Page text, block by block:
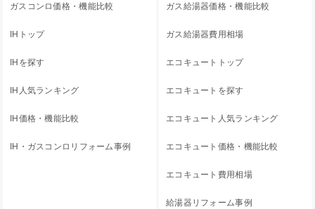
ガスコンロ価格・機能比較
IHトップ
IHを探す
IH人気ランキング
IH価格・機能比較
IH・ガスコンロリフォーム事例
ガス給湯器価格・機能比較
ガス給湯器費用相場
エコキュートトップ
エコキュートを探す
エコキュート人気ランキング
エコキュート価格・機能比較
エコキュート費用相場
給湯器リフォーム事例